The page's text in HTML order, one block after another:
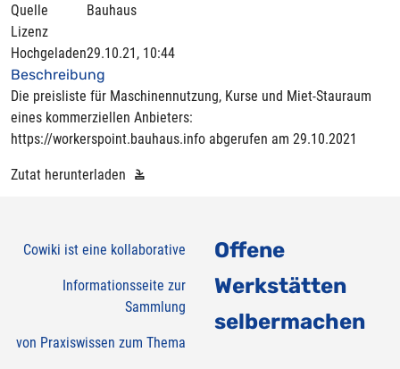
Quelle
Bauhaus
Lizenz
Hochgeladen29.10.21, 10:44
Beschreibung
Die preisliste für Maschinennutzung, Kurse und Miet-Stauraum
eines kommerziellen Anbieters:
https://workerspoint.bauhaus.info abgerufen am 29.10.2021
Zutat herunterladen
Cowiki ist eine kollaborative
Informationsseite zur
Sammlung
von Praxiswissen zum Thema
Offene
Werkstätten
selbermachen